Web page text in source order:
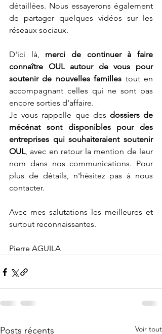
détaillées. Nous essayerons également
de partager quelques vidéos sur les
réseaux sociaux.
D'ici là, merci de continuer à faire
connaître OUL autour de vous pour
soutenir de nouvelles familles tout en
accompagnant celles qui ne sont pas
encore sorties d'affaire.
Je vous rappelle que des dossiers de
mécénat sont disponibles pour des
entreprises qui souhaiteraient soutenir
OUL, avec en retour la mention de leur
nom dans nos communications. Pour
plus de détails, n'hésitez pas à nous
contacter.
Avec mes salutations les meilleures et
surtout reconnaissantes.
Pierre AGUILA
Posts récents Voir tout